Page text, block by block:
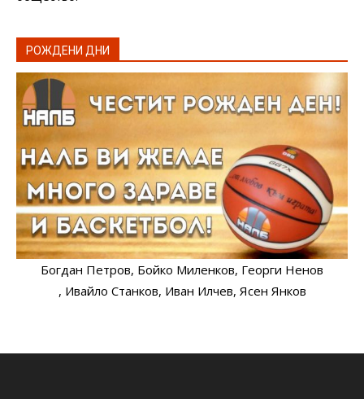
РОЖДЕНИ ДНИ
Богдан Петров, Бойко Миленков, Георги Ненов
, Ивайло Станков, Иван Илчев, Ясен Янков